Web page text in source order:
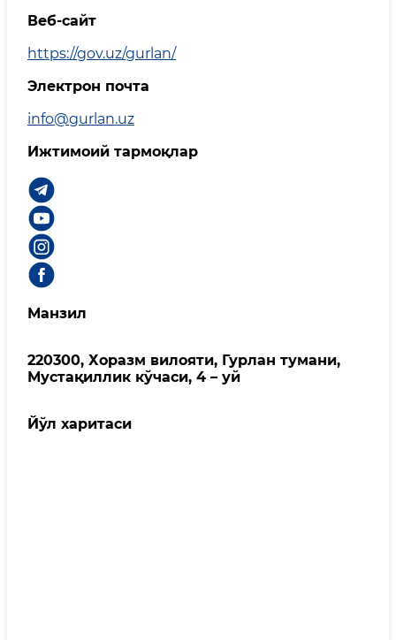
Веб-сайт
https://gov.uz/gurlan/
Электрон почта
info@gurlan.uz
Ижтимоий тармоқлар
Манзил
220300, Хоразм вилояти, Гурлан тумани,
Мустақиллик кўчаси, 4 – уй
Йўл харитаси